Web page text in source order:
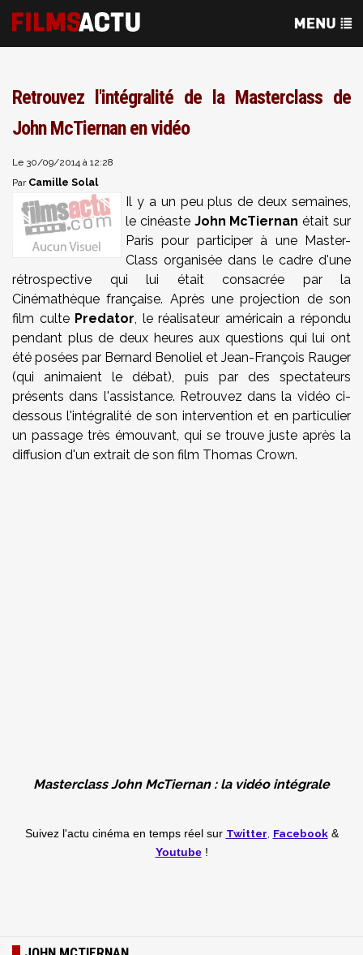
Retrouvez l'intégralité de la Masterclass de
John McTiernan en vidéo
Le 30/09/2014 à 12:28
Par Camille Solal
Il y a un peu plus de deux semaines,
le cinéaste John McTiernan était sur
Paris pour participer à une Master-
Class organisée dans le cadre d'une
rétrospective qui lui était consacrée par la
Cinémathèque française. Après une projection de son
film culte Predator, le réalisateur américain a répondu
pendant plus de deux heures aux questions qui lui ont
été posées par Bernard Benoliel et Jean-François Rauger
(qui animaient le débat), puis par des spectateurs
présents dans l'assistance. Retrouvez dans la vidéo ci-
dessous l'intégralité de son intervention et en particulier
un passage très émouvant, qui se trouve juste après la
diffusion d'un extrait de son film Thomas Crown.
Masterclass John McTiernan : la vidéo intégrale
Suivez l'actu cinéma en temps réel sur Twitter Facebook&
Youtube!